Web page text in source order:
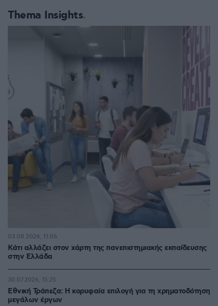
Thema Insights
Κάτι αλλάζει στον χάρτη της πανεπιστημιακής εκπαίδευσης
στην Ελλάδα
03.08.2026, 11:06
Εθνική Τράπεζα: Η κορυφαία επιλογή για τη χρηματοδότηση
μεγάλων έργων
30.07.2026, 15:25